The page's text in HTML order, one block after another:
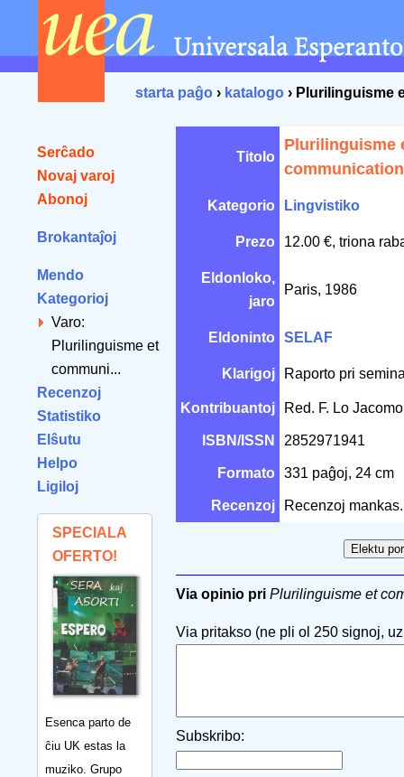
starta paĝo › katalogo › Plurilinguisme
Serĉado
Novaj varoj
Abonoj
Brokantaĵoj
Mendo
Kategorioj
Varo:
Plurilinguisme et
communi...
Recenzoj
Statistiko
Elŝutu
Helpo
Ligiloj
SPECIALA
OFERTO!
Esenca parto de
ĉiu UK estas la
muziko. Grupo
Titolo
Plurilinguisme
communication
Kategorio Lingvistiko
Prezo 12.00 €, triona
Eldonloko,
jaro
Paris, 1986
Eldoninto SELAF
Klarigoj Raporto pri
Kontribuantoj Red. F. Lo
ISBN/ISSN 2852971941
Formato 331 paĝoj, 24 cm
Recenzoj Recenzoj mankas.
Via opinio pri Plurilinguisme et
Via pritakso (ne pli ol 250 signoj,
Subskribo: